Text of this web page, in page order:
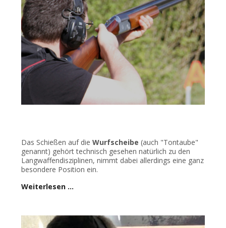
Das Schießen auf die Wurfscheibe (auch "Tontaube"
genannt) gehört technisch gesehen natürlich zu den
Langwaffendisziplinen, nimmt dabei allerdings eine ganz
besondere Position ein.
Weiterlesen …